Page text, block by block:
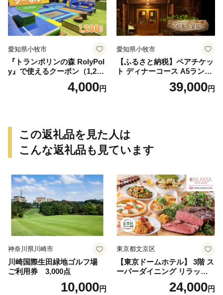
愛知県小牧市
『トランポリンの森 RolyPol
y』で使えるクーポン（1,200
4,000円
愛知県小牧市
【ふるさと納税】ペアチケッ
ト ディナーコース A5ランク
飛騨牛 コース 記念日 お誕生
日 特別な日 完全個室 ノンア
県 小牧市 送料無料
39,000円
この返礼品を見た人は
こんな返礼品も見ています
神奈川県川崎市
川崎国際生田緑地ゴルフ場
ご利用券 3,000点
10,000円
東京都文京区
【東京ドームホテル】 3階 ス
ーパーダイニング リラッサ
ランチブッフェ お食事券 大
人1名様分 関東 東京 ご利用
24,000円